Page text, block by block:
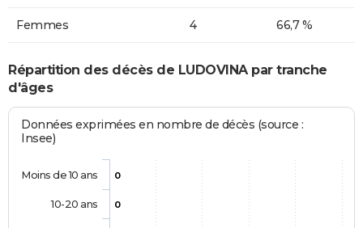
Femmes 4 66,7 %
Répartition des décès de LUDOVINA par tranche
d'âges
Données exprimées en nombre de décès (source :
Insee)
0
0
Moins de 10 ans
10-20 ans